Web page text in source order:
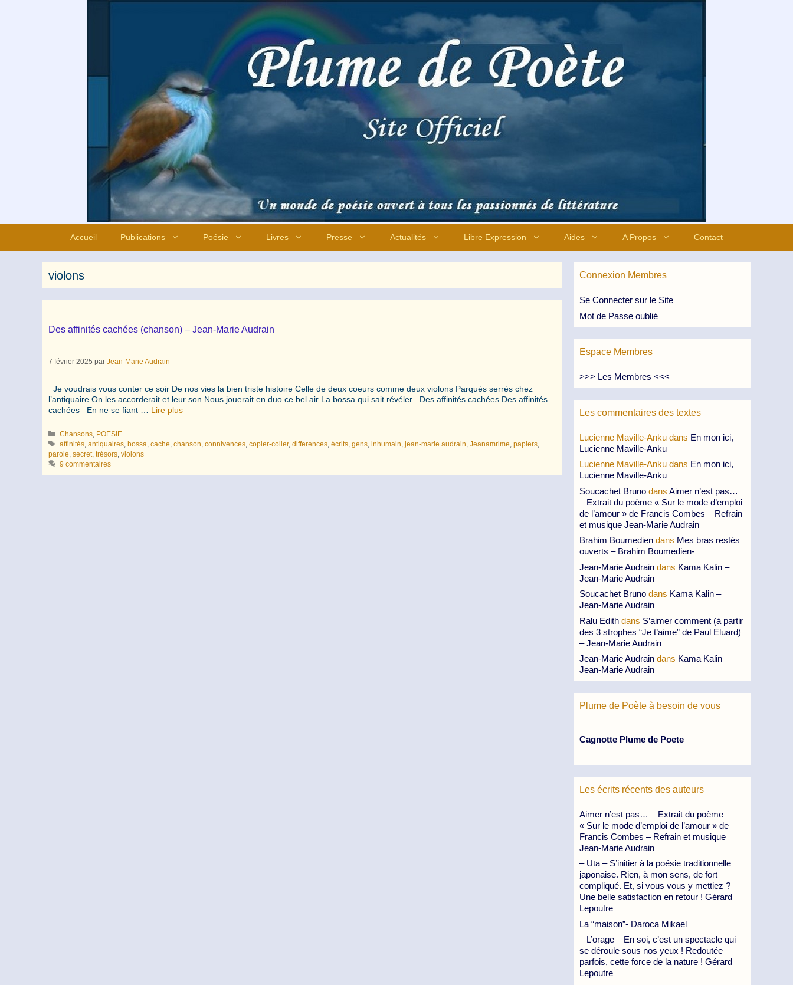
Accueil Publications Poésie Livres Presse Actualités Libre Expression Aides A Propos Contact
violons
Des affinités cachées (chanson) – Jean-Marie Audrain
7 février 2025 par Jean-Marie Audrain
Je voudrais vous conter ce soir De nos vies la bien triste histoire Celle de deux coeurs comme deux violons Parqués serrés chez
l’antiquaire On les accorderait et leur son Nous jouerait en duo ce bel air La bossa qui sait révéler Des affinités cachées Des affinités
cachées En ne se fiant … Lire plus
Catégories
Chansons POESIE
Étiquettes
affinités ,antiquaires ,bossa ,cache ,chanson ,connivences ,copier-coller,differences ,écrits ,gens ,inhumain ,jean-marie audrain ,Jeanamrime ,papiers
parole secret, trésors violons
9 commentaires
Connexion Membres
Se Connecter sur le Site
Mot de Passe oublié
Espace Membres
>>> Les Membres <<<
Les commentaires des textes
Lucienne Maville-Anku dans En mon ici,
Lucienne Maville-Anku
Lucienne Maville-Anku dans En mon ici,
Lucienne Maville-Anku
Soucachet Bruno dans Aimer n’est pas…
– Extrait du poème « Sur le mode d’emploi
de l’amour » de Francis Combes – Refrain
et musique Jean-Marie Audrain
Brahim Boumedien dans Mes bras restés
ouverts – Brahim Boumedien-
Jean-Marie Audrain dans Kama Kalin –
Jean-Marie Audrain
Soucachet Bruno dans Kama Kalin –
Jean-Marie Audrain
Ralu Edith dans S’aimer comment (à partir
des 3 strophes “Je t’aime” de Paul Eluard)
– Jean-Marie Audrain
Jean-Marie Audrain dans Kama Kalin –
Jean-Marie Audrain
Plume de Poète à besoin de vous
Cagnotte Plume de Poete
Les écrits récents des auteurs
Aimer n’est pas… – Extrait du poème
« Sur le mode d’emploi de l’amour » de
Francis Combes – Refrain et musique
Jean-Marie Audrain
– Uta – S’initier à la poésie traditionnelle
japonaise. Rien, à mon sens, de fort
compliqué. Et, si vous vous y mettiez ?
Une belle satisfaction en retour ! Gérard
Lepoutre
La “maison”- Daroca Mikael
– L’orage – En soi, c’est un spectacle qui
se déroule sous nos yeux ! Redoutée
parfois, cette force de la nature ! Gérard
Lepoutre